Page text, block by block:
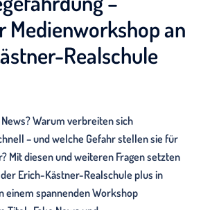
Medienworkshop an
Realschule
Warum verbreiten sich
– und welche Gefahr stellen sie für
Mit diesen und weiteren Fragen setzten
Erich-Kästner-Realschule plus in
einem spannenden Workshop